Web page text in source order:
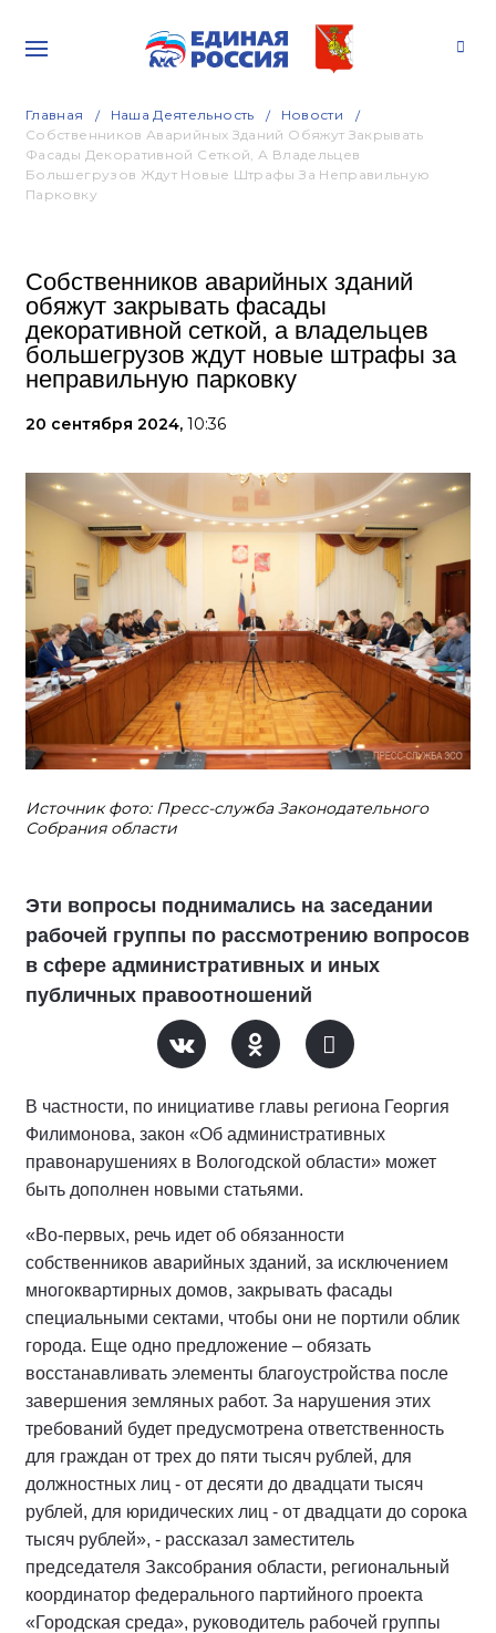
Главная Наша Деятельность
Новости
Собственников Аварийных Зданий Обяжут Закрывать
Фасады Декоративной Сеткой, А Владельцев
Большегрузов Ждут Новые Штрафы За Неправильную
Парковку
Собственников аварийных зданий
обяжут закрывать фасады
декоративной сеткой, а владельцев
большегрузов ждут новые штрафы за
неправильную парковку
20 сентября 2024, 10:36
Источник фото: Пресс-служба Законодательного
Собрания области
Эти вопросы поднимались на заседании
рабочей группы по рассмотрению вопросов
в сфере административных и иных
публичных правоотношений
В частности, по инициативе главы региона Георгия
Филимонова, закон «Об административных
правонарушениях в Вологодской области» может
быть дополнен новыми статьями.
«Во-первых, речь идет об обязанности
собственников аварийных зданий, за исключением
многоквартирных домов, закрывать фасады
специальными сектами, чтобы они не портили облик
города. Еще одно предложение – обязать
восстанавливать элементы благоустройства после
завершения земляных работ. За нарушения этих
требований будет предусмотрена ответственность
для граждан от трех до пяти тысяч рублей, для
должностных лиц - от десяти до двадцати тысяч
рублей, для юридических лиц - от двадцати до сорока
тысяч рублей», - рассказал заместитель
председателя Заксобрания области, региональный
координатор федерального партийного проекта
«Городская среда», руководитель рабочей группы